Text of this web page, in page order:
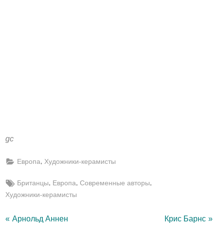
gc
Европа, Художники-керамисты
Tags:
Британцы, Европа,Современные авторы,
Художники-керамисты
Навигация
P
Арнольд Аннен
N
Крис Барнс